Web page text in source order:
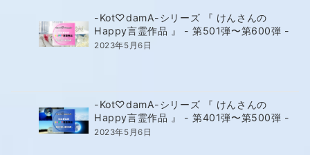
-Kot♡damA-シリーズ 『 けんさんの
Happy言霊作品 』 - 第501弾〜第600弾 -
2023年5月6日
-Kot♡damA-シリーズ 『 けんさんの
Happy言霊作品 』 - 第401弾〜第500弾 -
2023年5月6日